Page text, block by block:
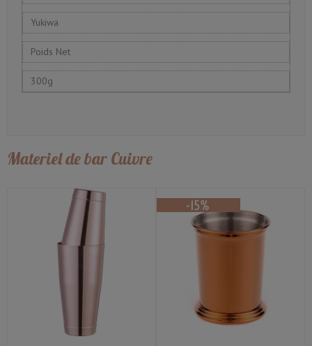
Yukiwa
Poids Net
300g
Materiel de bar Cuivre